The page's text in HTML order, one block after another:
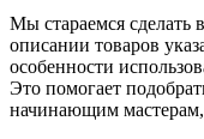
Мы стараемся сделать
описании товаров
особенности
Это помогает
начинающим